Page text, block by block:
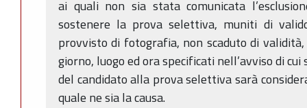
ai quali non sia stata comunicata
sostenere la prova selettiva, muniti di
provvisto di fotografia, non scaduto di
giorno, luogo ed ora specificati nell’avviso di
del candidato alla prova selettiva sarà
quale ne sia la causa.